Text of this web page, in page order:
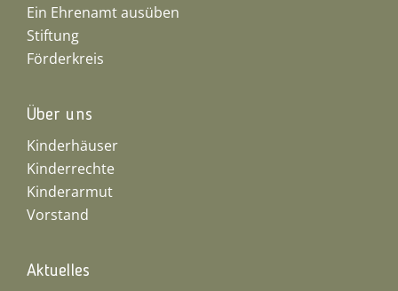
Ein Ehrenamt ausüben
Stiftung
Förderkreis
Über uns
Kinderhäuser
Kinderrechte
Kinderarmut
Vorstand
Aktuelles